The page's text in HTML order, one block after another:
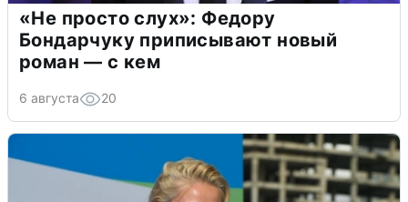
«Не просто слух»: Федору
Бондарчуку приписывают новый
роман — с кем
6 августа 20